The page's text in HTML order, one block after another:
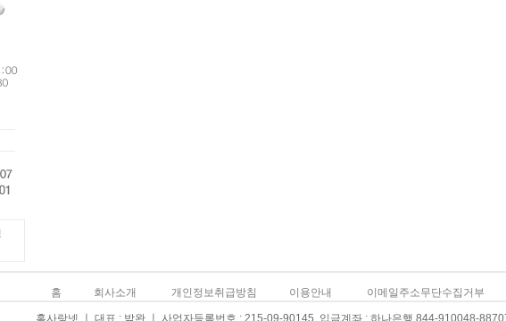
홈 회사소개 개인정보취급방침 이용안내 이메일주소무단수집거부
홈사랑넷 ㅣ 대표 : 박완 ㅣ 사업자등록번호 : 215-09-90145 입금계좌 : 하나은행 844-910048-